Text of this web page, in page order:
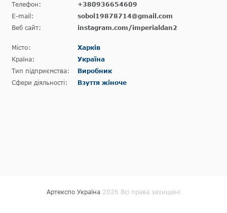
Телефон:
+380936654609
E-mail:
sobol19878714@gmail.com
Веб сайт:
instagram.com/imperialdan2
Місто:
Харків
Країна:
Україна
Тип підприємства:
Виробник
Сфери діяльності:
Взуття жіноче
Артекспо Україна 2026 Всі права захищені